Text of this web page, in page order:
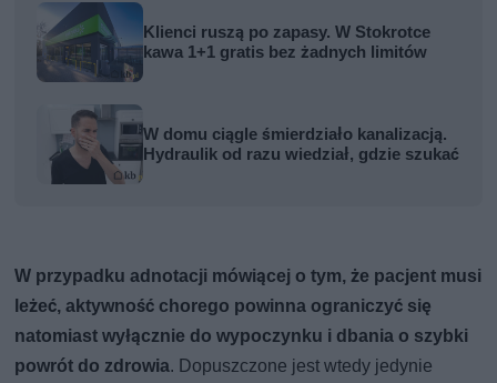
Klienci ruszą po zapasy. W Stokrotce
kawa 1+1 gratis bez żadnych limitów
W domu ciągle śmierdziało kanalizacją.
Hydraulik od razu wiedział, gdzie szukać
W przypadku adnotacji mówiącej o tym, że pacjent musi
leżeć, aktywność chorego powinna ograniczyć się
natomiast wyłącznie do wypoczynku i dbania o szybki
powrót do zdrowia. Dopuszczone jest wtedy jedynie